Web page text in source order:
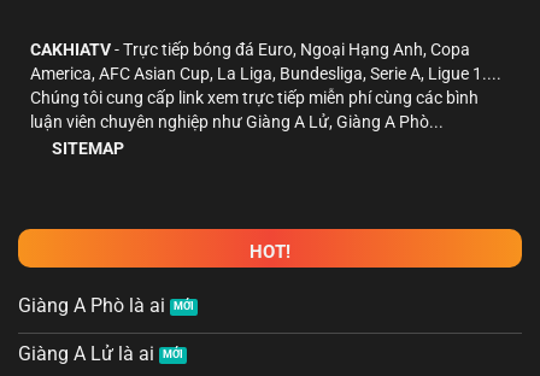
CAKHIATV- Trực tiếp bóng đá Euro, Ngoại Hạng Anh, Copa
America, AFC Asian Cup, La Liga, Bundesliga, Serie A, Ligue 1....
Chúng tôi cung cấp link xem trực tiếp miễn phí cùng các bình
luận viên chuyên nghiệp như Giàng A Lử, Giàng A Phò...
SITEMAP
HOT!
Giàng A Phò là ai
Giàng A Lử là ai